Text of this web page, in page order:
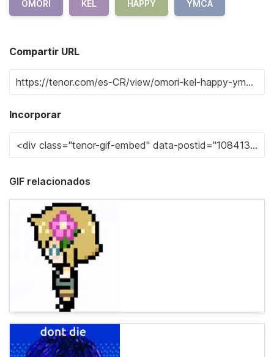
OMORI KEL HAPPY YMCA
Compartir URL
Incorporar
GIF relacionados